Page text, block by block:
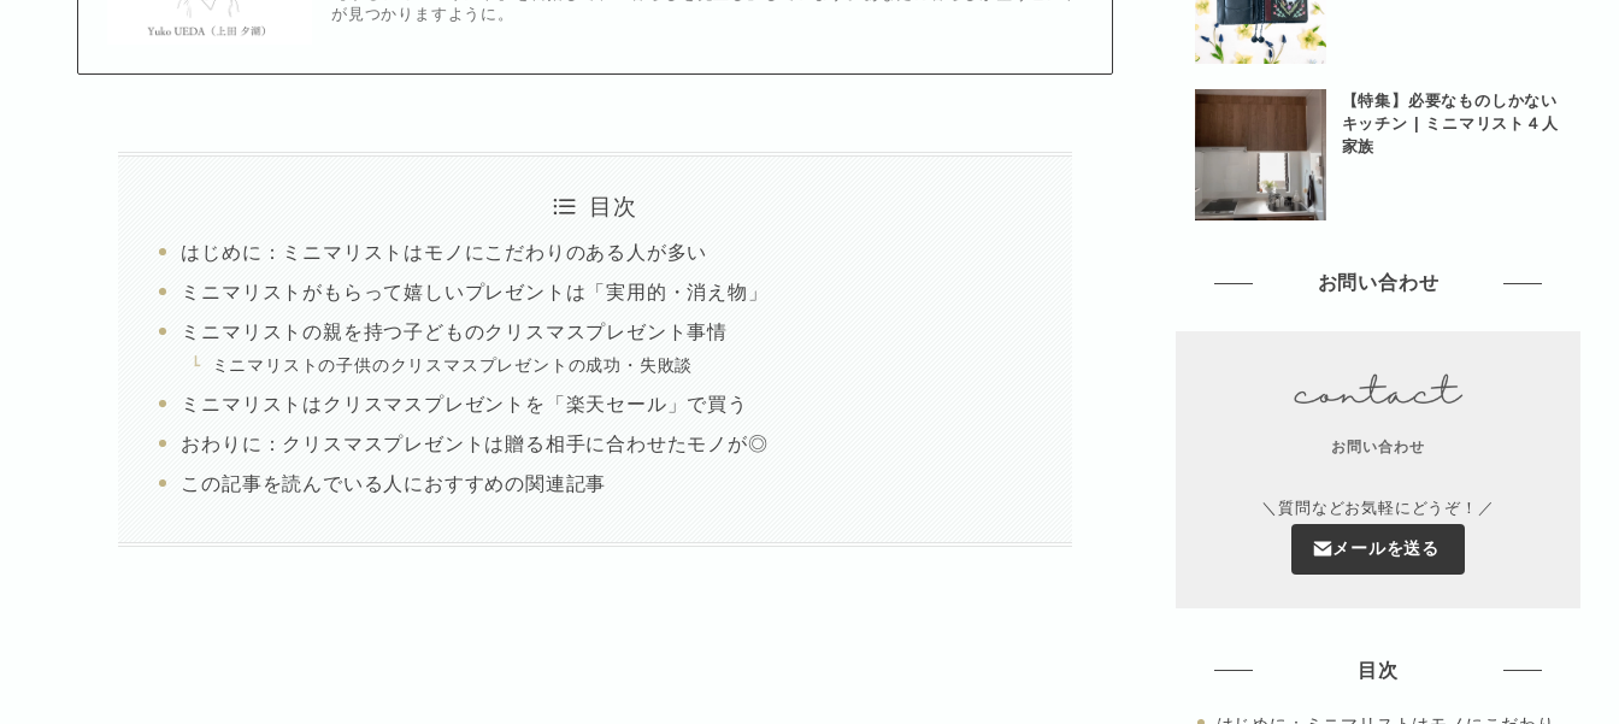
が見つかりますように。
目次
はじめに：ミニマリストはモノにこだわりのある人が多い
ミニマリストがもらって嬉しいプレゼントは「実用的・消え物」
ミニマリストの親を持つ子どものクリスマスプレゼント事情
ミニマリストの子供のクリスマスプレゼントの成功・失敗談
ミニマリストはクリスマスプレゼントを「楽天セール」で買う
おわりに：クリスマスプレゼントは贈る相手に合わせたモノが◎
この記事を読んでいる人におすすめの関連記事
【特集】必要なものしかない
キッチン | ミニマリスト４人
家族
お問い合わせ
お問い合わせ
＼質問などお気軽にどうぞ！／
メールを送る
目次